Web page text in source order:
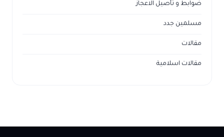
ضوابط و تأصيل الاعجاز
مسلمين جدد
مقالات
مقالات اسلامية